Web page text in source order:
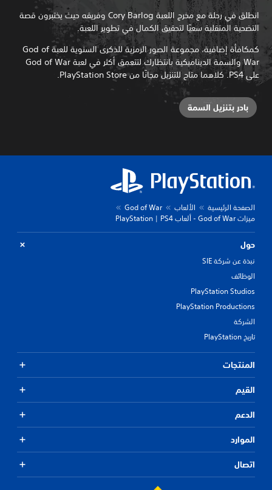
انطلق في رحلة مع مخرج اللعبة Cory Barlog وفريقه حيث يختبرون قصة
التضحية المتقلبة سعيًا لتحقيق الكمال في تطوير اللعبة.
كمكافأة إضافية، مجموعة الصور الرمزية للذكرى السنوية للعبة God of
War والسمة الديناميكية بانتظارك لتتعمق أكثر في لعبة God of War
على PS4. كلاهما متاح للتنزيل مجانًا من PlayStation Store.
بادر بتنزيل السمة
الصفحة الرئيسية الألعاب
God of War
ميزات God of War - ألعاب PS4 | ‏PlayStation
حول
نبذة عن شركة SIE
الوظائف
PlayStation Studios
PlayStation Productions
الشركة
تاريخ PlayStation
المنتجات
القيم
الدعم
الموارد
اتصال